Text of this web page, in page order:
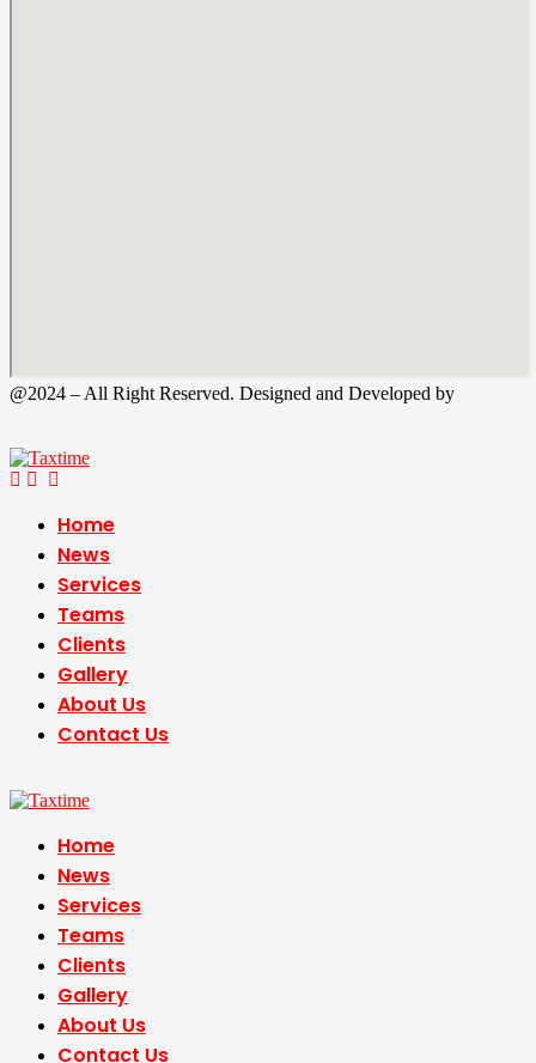
@2024 – All Right Reserved. Designed and Developed by
Home
News
Services
Teams
Clients
Gallery
About Us
Contact Us
Home
News
Services
Teams
Clients
Gallery
About Us
Contact Us